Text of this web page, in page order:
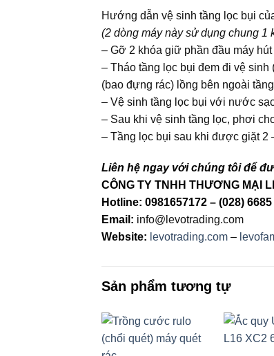
Hướng dẫn vệ sinh tầng lọc bụi
(2 dòng máy này sử dụng chung 1
– Gỡ 2 khóa giữ phần đầu máy
– Tháo tầng lọc bụi đem đi vệ
(bao đựng rác) lồng bên ngoài
– Vệ sinh tầng lọc bụi với nước
– Sau khi vệ sinh tầng lọc, phơi
– Tầng lọc bụi sau khi được giặt 2
Liên hệ ngay với chúng tôi để
CÔNG TY TNHH THƯƠNG MẠI
Hotline: 0981657172 – (028)
Email: info@levotrading.com
Website: levotrading.com –
Sản phẩm tương tự